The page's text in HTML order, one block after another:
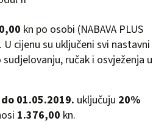
kn po osobi (NABAVA PLUS
U cijenu su uključeni svi nastavni
ručak i osvježenja u
01.05.2019. uključuju 20%
1.376,00 kn.